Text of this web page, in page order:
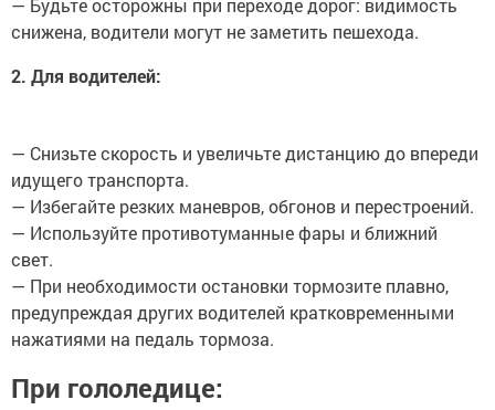
— Будьте осторожны при переходе дорог: видимость
снижена, водители могут не заметить пешехода.
2. Для водителей:
— Снизьте скорость и увеличьте дистанцию до впереди
идущего транспорта.
— Избегайте резких маневров, обгонов и перестроений.
— Используйте противотуманные фары и ближний
свет.
— При необходимости остановки тормозите плавно,
предупреждая других водителей кратковременными
нажатиями на педаль тормоза.
При гололедице: